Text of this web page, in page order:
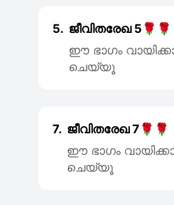
5. ജീവിതരേഖ 5🌹🌹
ഈ ഭാഗം
ചെയ്യൂ
7. ജീവിതരേഖ 7🌹🌹
ഈ ഭാഗം
ചെയ്യൂ